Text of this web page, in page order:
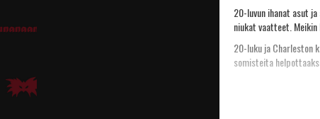
20-luvun ihanat asut
niukat vaatteet.
20-luku ja Charleston
somisteita